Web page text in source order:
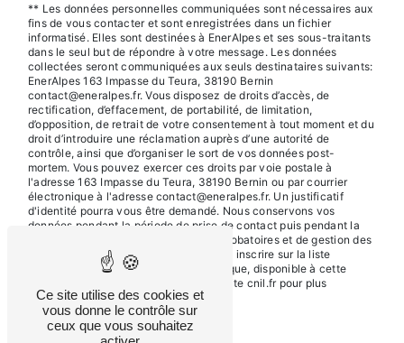
** Les données personnelles communiquées sont nécessaires aux
fins de vous contacter et sont enregistrées dans un fichier
informatisé. Elles sont destinées à EnerAlpes et ses sous-traitants
dans le seul but de répondre à votre message. Les données
collectées seront communiquées aux seuls destinataires suivants:
EnerAlpes 163 Impasse du Teura, 38190 Bernin
contact@eneralpes.fr. Vous disposez de droits d’accès, de
rectification, d’effacement, de portabilité, de limitation,
d’opposition, de retrait de votre consentement à tout moment et du
droit d’introduire une réclamation auprès d’une autorité de
contrôle, ainsi que d’organiser le sort de vos données post-
mortem. Vous pouvez exercer ces droits par voie postale à
l'adresse 163 Impasse du Teura, 38190 Bernin ou par courrier
électronique à l'adresse contact@eneralpes.fr. Un justificatif
d'identité pourra vous être demandé. Nous conservons vos
données pendant la période de prise de contact puis pendant la
durée de prescription légale aux fins probatoires et de gestion des
contentieux. Vous avez le droit de vous inscrire sur la liste
d'opposition au démarchage téléphonique, disponible à cette
. Consultez le site cnil.fr pour plus
d’informations sur vos droits.
Ce site utilise des cookies et
vous donne le contrôle sur
ceux que vous souhaitez